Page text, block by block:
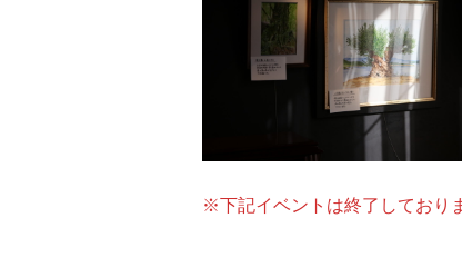
※下記イベントは終了しており